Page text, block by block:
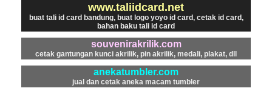
www.taliidcard.net
buat tali id card bandung, buat logo yoyo id card, cetak id card,
bahan baku tali id card
souvenirakrilik.com
cetak gantungan kunci akrilik, pin akrilik, medali, plakat, dll
anekatumbler.com
jual dan cetak aneka macam tumbler